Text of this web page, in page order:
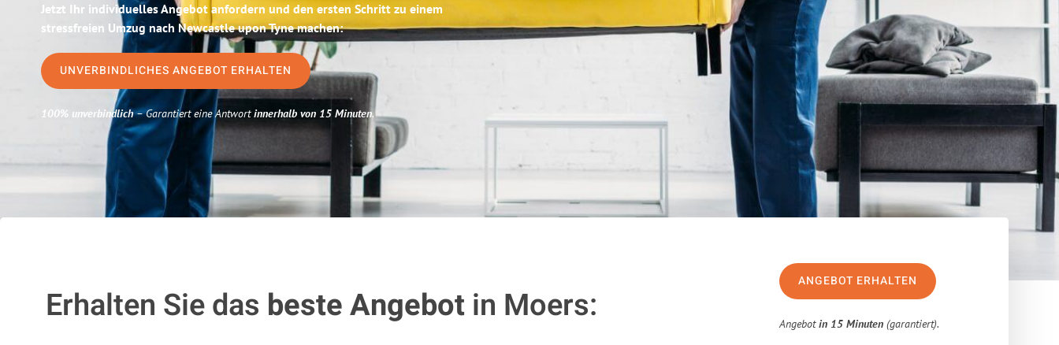
Jetzt Ihr individuelles Angebot anfordern und den ersten Schritt zu einem
stressfreien Umzug nach Newcastle upon Tyne machen:
UNVERBINDLICHES ANGEBOT ERHALTEN
100% unverbindlich– Garantiert eine Antwortinnerhalb von 15 Minuten.
Erhalten Sie das beste Angebotin Moers:
ANGEBOT ERHALTEN
Angebotin 15 Minuten (garantiert).